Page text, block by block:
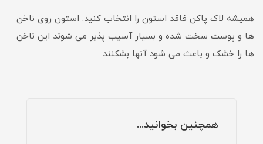
همیشه لاک پاکن فاقد استون را انتخاب کنید. استون روی ناخن
ها و پوست سخت شده و بسیار آسیب پذیر می شوند این ناخن
ها را خشک و باعث می شود آنها بشکنند.
همچنین بخوانید...